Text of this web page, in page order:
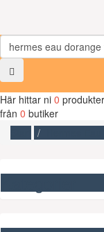
Här hittar ni 0 produkter
från 0 butiker